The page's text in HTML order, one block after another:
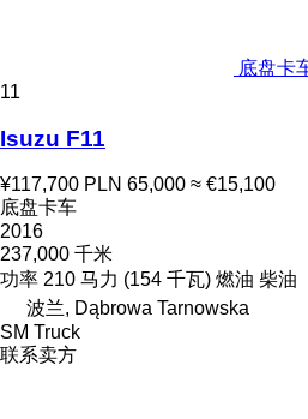
底盘卡
11
Isuzu F11
¥117,700 PLN 65,000 ≈ €15,100
底盘卡车
2016
237,000 千米
功率 210 马力 (154 千瓦) 燃油 柴油
波兰, Dąbrowa Tarnowska
SM Truck
联系卖方